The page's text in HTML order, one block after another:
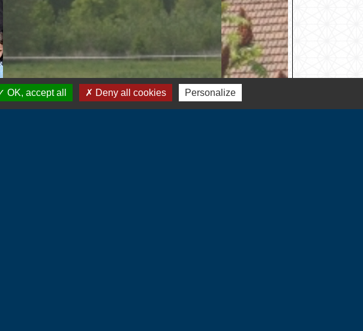
OK, accept all Deny all cookies Personalize